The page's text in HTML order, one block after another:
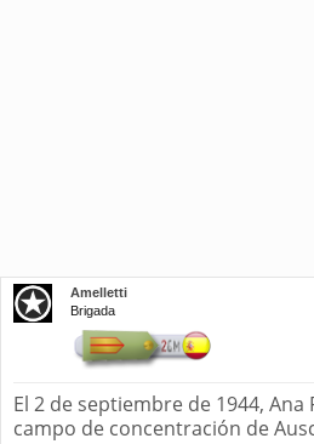
Amelletti
Brigada
El 2 de septiembre de 1944, Ana
campo de concentración de